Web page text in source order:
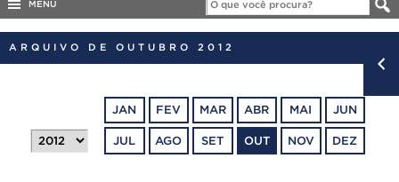
Legislação
Canais
CONCURSOS
OUVIDORIA
MENU
ARQUIVO DE OUTUBRO 2012
JAN FEV MAR ABR MAI JUN
JUL AGO SET OUT NOV DEZ